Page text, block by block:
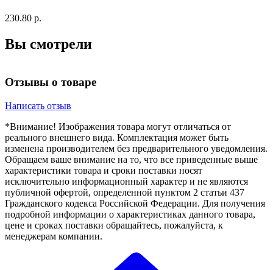
230.80 р.
Вы смотрели
Отзывы о товаре
Написать отзыв
*Внимание! Изображения товара могут отличаться от
реального внешнего вида. Комплектация может быть
изменена производителем без предварительного уведомления.
Обращаем ваше внимание на то, что все приведенные выше
характеристики товара и сроки поставки носят
исключительно информационный характер и не являются
публичной офертой, определенной пунктом 2 статьи 437
Гражданского кодекса Российской Федерации. Для получения
подробной информации о характеристиках данного товара,
цене и сроках поставки обращайтесь, пожалуйста, к
менеджерам компании.